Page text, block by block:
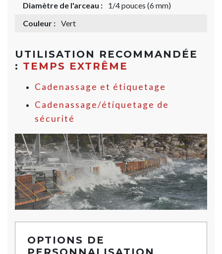
Diamètre de l'arceau :
1/4 pouces (6 mm)
Couleur : Vert
UTILISATION RECOMMANDÉE
: TEMPS EXTRÊME
Cadenassage et étiquetage
Cadenassage/étiquetage de
sécurité
OPTIONS DE